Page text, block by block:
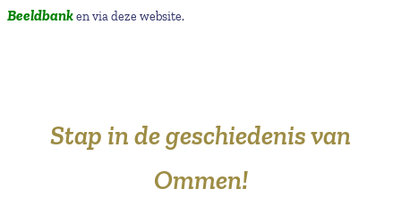
Beeldbanken via deze website.
Stap in de geschiedenis van
Ommen!